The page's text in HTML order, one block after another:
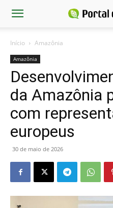
Início Amazônia
Amazônia
da Amazônia
com
europeus
30 de maio de 2026